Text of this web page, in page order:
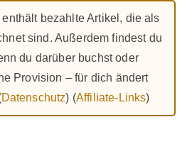
bezahlte Artikel, die als
sind. Außerdem findest du
du darüber buchst oder
Provision – für dich ändert
Datenschutz) (Affiliate-Links)